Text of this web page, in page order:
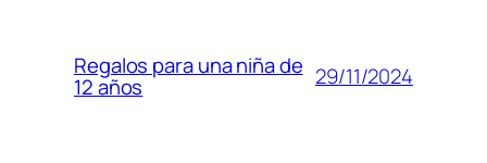
Regalos para una niña de
12 años 29/11/2024